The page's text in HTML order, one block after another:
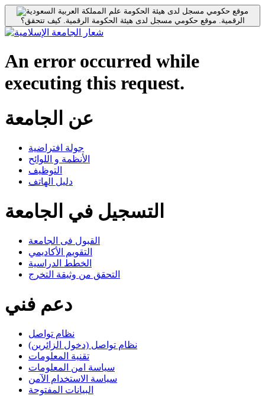
موقع حكومي مسجل لدى هيئة الحكومة
الرقمية. موقع حكومي مسجل لدى هيئة الحكومة الرقمية.كيف تتحقق؟
An error occurred while
executing this request.
عن الجامعة
جولة افتراضية
الأنظمة و اللوائح
التوظيف
دليل الهاتف
التسجيل في الجامعة
القبول فى الجامعة
التقويم الأكاديمي
الخطط الدراسية
التحقق من وثيقة التخرج
دعم فني
نظام تواصل
نظام تواصل (دخول الزائرين)
تقنية المعلومات
سياسة امن المعلومات
سياسة الاستخدام الآمن
البيانات المفتوحة